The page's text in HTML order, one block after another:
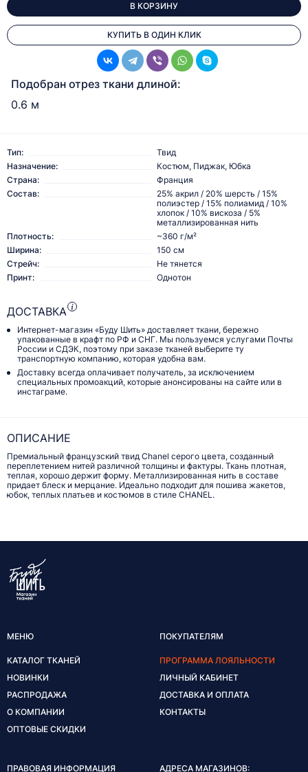
В КОРЗИНУ
КУПИТЬ В ОДИН КЛИК
Подобран отрез ткани длиной:
0.6 м
Тип:
Твид
Назначение:
Костюм, Пиджак, Юбка
Страна:
Франция
Состав:
25% акрил / 20% шерсть / 15%
полиэстер / 15% полиамид / 10%
хлопок / 10% вискоза / 5%
металлизированная нить
Плотность:
~360 г/м²
Ширина:
150 см
Стрейч:
Не тянется
Принт:
Однотон
ДОСТАВКА
Интернет-магазин «Буду Шить» доставляет ткани, бережно
упакованные в крафт по РФ и СНГ. Мы пользуемся услугами Почты
России и СДЭК, поэтому при заказе тканей выберите ту
транспортную компанию, которая удобна вам.
Доставку всегда оплачивает получатель, за исключением
специальных промоакций, которые анонсированы на сайте или в
инстаграме.
ОПИСАНИЕ
Премиальный французский твид Chanel серого цвета, созданный
переплетением нитей различной толщины и фактуры. Ткань плотная,
теплая, хорошо держит форму. Металлизированная нить в составе
придает блеск и мерцание. Идеально подходит для пошива жакетов,
юбок, теплых платьев и костюмов в стиле CHANEL.
МЕНЮ
КАТАЛОГ ТКАНЕЙ
НОВИНКИ
РАСПРОДАЖА
О КОМПАНИИ
ОПТОВЫЕ СКИДКИ
ПОКУПАТЕЛЯМ
ПРОГРАММА ЛОЯЛЬНОСТИ
ЛИЧНЫЙ КАБИНЕТ
ДОСТАВКА И ОПЛАТА
КОНТАКТЫ
ПРАВОВАЯ ИНФОРМАЦИЯ АДРЕСА МАГАЗИНОВ: